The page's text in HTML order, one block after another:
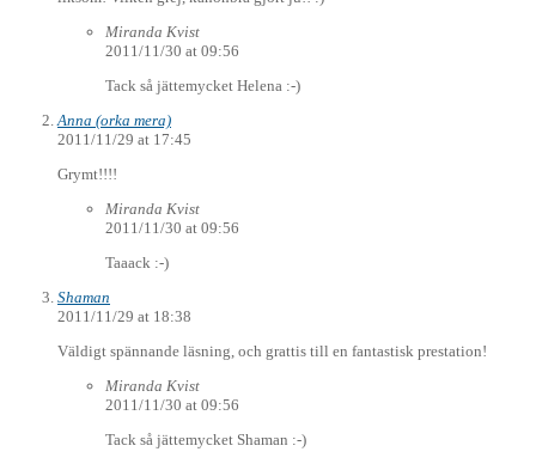
Miranda Kvist
2011/11/30 at 09:56
Tack så jättemycket Helena :-)
Anna (orka mera)
2011/11/29 at 17:45
Grymt!!!!
Miranda Kvist
2011/11/30 at 09:56
Taaack :-)
Shaman
2011/11/29 at 18:38
Väldigt spännande läsning, och grattis till en fantastisk prestation!
Miranda Kvist
2011/11/30 at 09:56
Tack så jättemycket Shaman :-)